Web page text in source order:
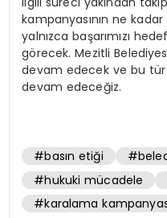
kampanyasının ne
yalnızca başarımızı
görecek. Mezitli
devam edecek ve bu tür
devam edeceğiz.
#basın etiği
#hukuki mücadele
#karalama